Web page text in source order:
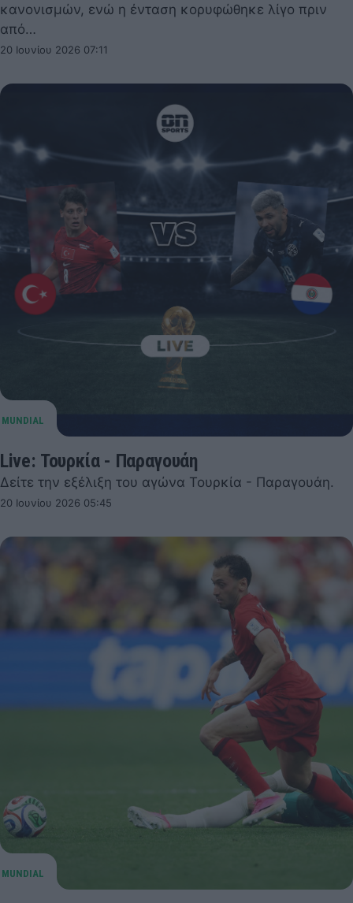
κανονισμών, ενώ η ένταση κορυφώθηκε λίγο πριν
από…
20 Ιουνίου 2026 07:11
Live: Τουρκία - Παραγουάη
Δείτε την εξέλιξη του αγώνα Τουρκία - Παραγουάη.
20 Ιουνίου 2026 05:45